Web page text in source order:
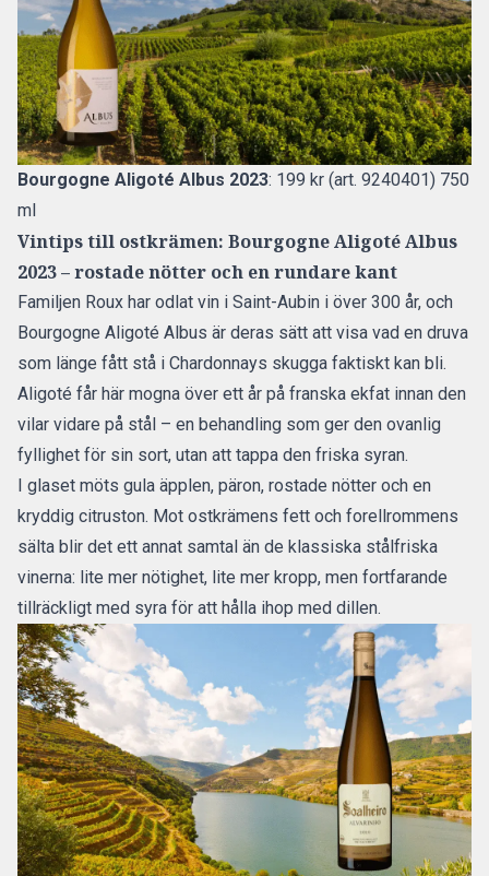
Bourgogne Aligoté Albus 2023: 199 kr (art. 9240401) 750
ml
Vintips till ostkrämen: Bourgogne Aligoté Albus
2023 – rostade nötter och en rundare kant
Familjen Roux har odlat vin i Saint-Aubin i över 300 år, och
Bourgogne Aligoté Albus är deras sätt att visa vad en druva
som länge fått stå i Chardonnays skugga faktiskt kan bli.
Aligoté får här mogna över ett år på franska ekfat innan den
vilar vidare på stål – en behandling som ger den ovanlig
fyllighet för sin sort, utan att tappa den friska syran.
I glaset möts gula äpplen, päron, rostade nötter och en
kryddig citruston. Mot ostkrämens fett och forellrommens
sälta blir det ett annat samtal än de klassiska stålfriska
vinerna: lite mer nötighet, lite mer kropp, men fortfarande
tillräckligt med syra för att hålla ihop med dillen.